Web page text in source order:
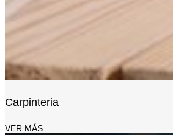
Carpinteria
VER MÁS